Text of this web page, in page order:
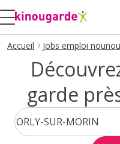
Accueil Jobs emploi nounou
garde